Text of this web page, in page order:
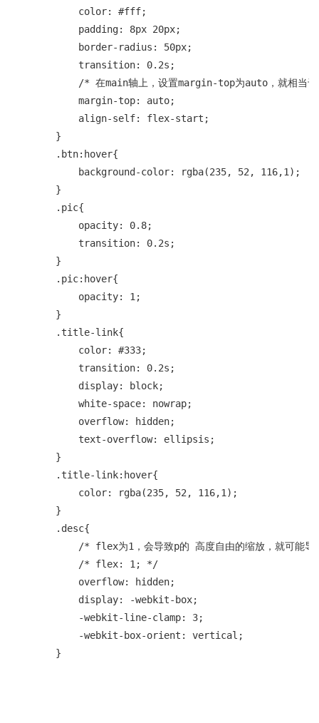
color: #fff;
padding: 8px 20px;
border-radius: 50px;
transition: 0.2s;
/* 在main轴上，设置margin-top为auto，就相当于曾经
margin-top: auto;
align-self: flex-start;
}
.btn:hover{
background-color: rgba(235, 52, 116,1);
}
.pic{
opacity: 0.8;
transition: 0.2s;
}
.pic:hover{
opacity: 1;
}
.title-link{
color: #333;
transition: 0.2s;
display: block;
white-space: nowrap;
overflow: hidden;
text-overflow: ellipsis;
}
.title-link:hover{
color: rgba(235, 52, 116,1);
}
.desc{
/* flex为1，会导致p的 高度自由的缩放，就可能导致多
/* flex: 1; */
overflow: hidden;
display: -webkit-box;
-webkit-line-clamp: 3;
-webkit-box-orient: vertical;
}